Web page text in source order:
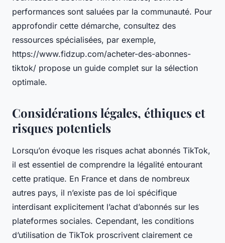
performances sont saluées par la communauté. Pour
approfondir cette démarche, consultez des
ressources spécialisées, par exemple,
https://www.fidzup.com/acheter-des-abonnes-
tiktok/ propose un guide complet sur la sélection
optimale.
Considérations légales, éthiques et
risques potentiels
Lorsqu’on évoque les risques achat abonnés TikTok,
il est essentiel de comprendre la légalité entourant
cette pratique. En France et dans de nombreux
autres pays, il n’existe pas de loi spécifique
interdisant explicitement l’achat d’abonnés sur les
plateformes sociales. Cependant, les conditions
d’utilisation de TikTok proscrivent clairement ce